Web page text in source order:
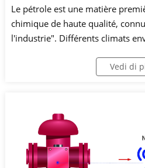
Le pétrole est une matière
chimique de haute qualité,
l'industrie". Différents climats
le monde présentent des défis
Vedi di